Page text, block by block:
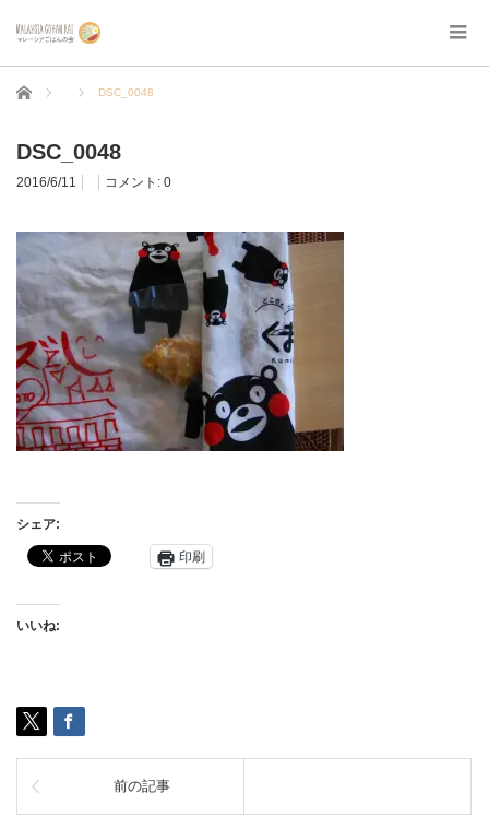
ホーム DSC_0048
DSC_0048
2016/6/11 コメント: 0
シェア:
印刷
いいね:
前の記事